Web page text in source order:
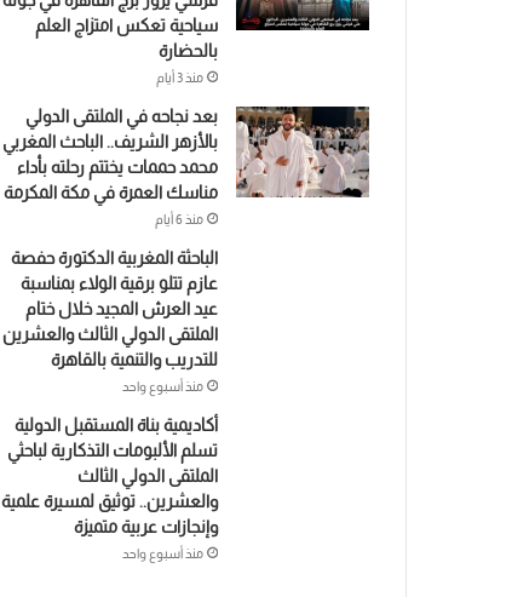
سياحية تعكس امتزاج العلم
بالحضارة
منذ 3 أيام
بعد نجاحه في الملتقى الدولي
بالأزهر الشريف.. الباحث المغربي
محمد حممات يختتم رحلته بأداء
مناسك العمرة في مكة المكرمة
منذ 6 أيام
الباحثة المغربية الدكتورة حفصة
عازم تتلو برقية الولاء بمناسبة
عيد العرش المجيد خلال ختام
الملتقى الدولي الثالث والعشرين
للتدريب والتنمية بالقاهرة
منذ أسبوع واحد
أكاديمية بناة المستقبل الدولية
تسلم الألبومات التذكارية لباحثي
الملتقى الدولي الثالث
والعشرين.. توثيق لمسيرة علمية
وإنجازات عربية متميزة
منذ أسبوع واحد